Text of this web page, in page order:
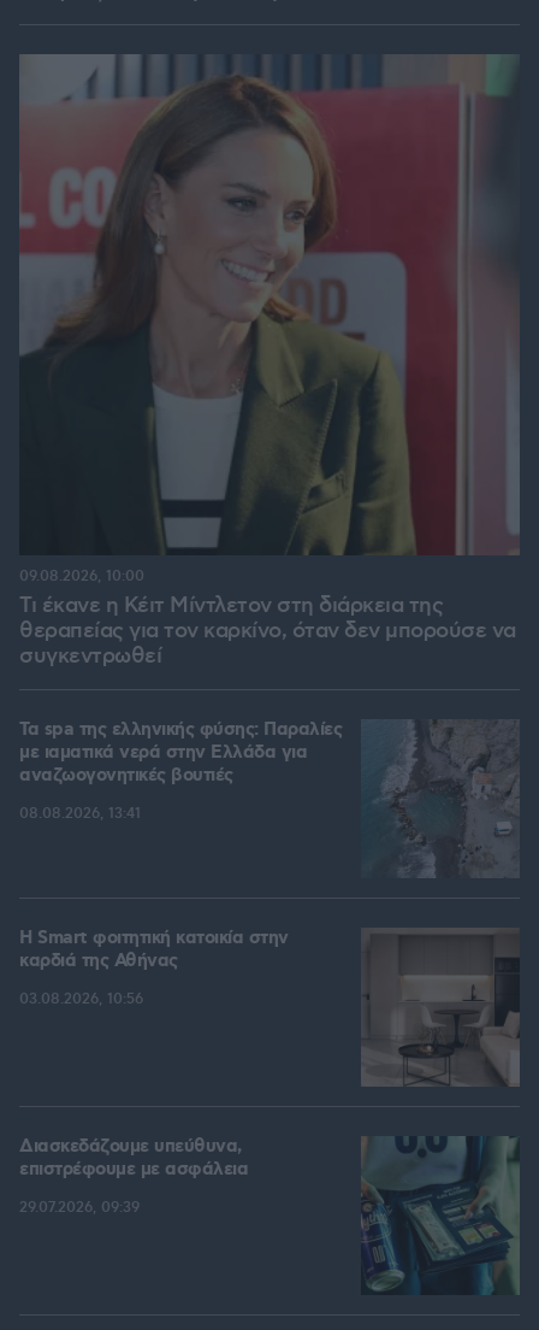
Τι έκανε η Κέιτ Μίντλετον στη διάρκεια της
θεραπείας για τον καρκίνο, όταν δεν μπορούσε να
συγκεντρωθεί
09.08.2026, 10:00
Τα spa της ελληνικής φύσης: Παραλίες
με ιαματικά νερά στην Ελλάδα για
αναζωογονητικές βουτιές
08.08.2026, 13:41
Η Smart φοιτητική κατοικία στην
καρδιά της Αθήνας
03.08.2026, 10:56
Διασκεδάζουμε υπεύθυνα,
επιστρέφουμε με ασφάλεια
29.07.2026, 09:39